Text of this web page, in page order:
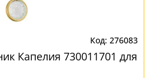
276083
Капелия 730011701 для